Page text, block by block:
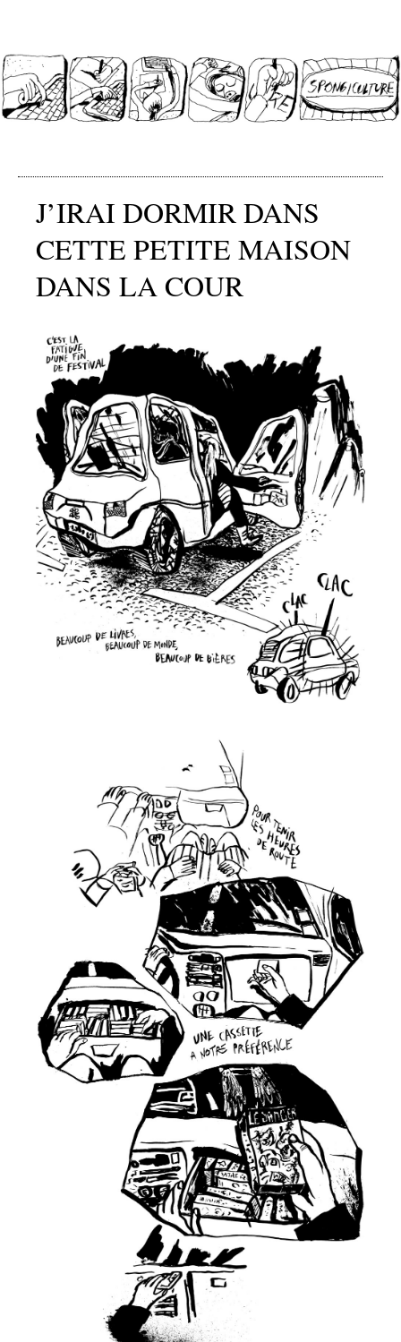
SPONGICULTURE
J’IRAI DORMIR DANS
CETTE PETITE MAISON
DANS LA COUR